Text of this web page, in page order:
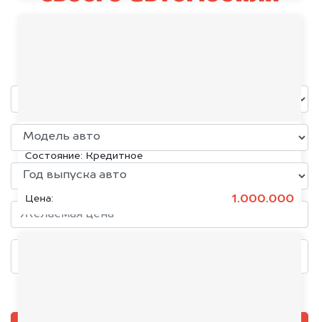
KIA K5, 2020
Состояние: Кредитное
Цена: 1.000.000